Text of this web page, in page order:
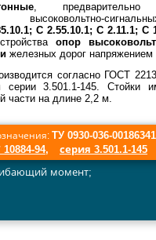
, предварительно
высоковольтно-
С 2.55.10.1; С 2.11.1; С
опор
железных дорог напряжением
согласно ГОСТ
серии 3.501.1-145. Стойки
части на длине 2,2 м.
ТУ 0930-036-
94, серия 3.501.1-145
момент;